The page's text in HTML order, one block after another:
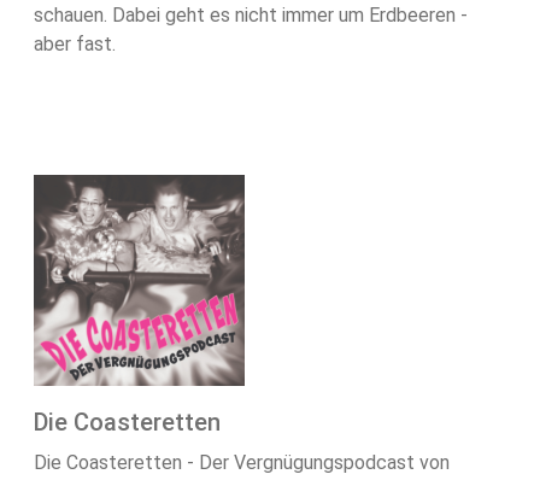
schauen. Dabei geht es nicht immer um Erdbeeren -
aber fast.
Die Coasteretten
Die Coasteretten - Der Vergnügungspodcast von